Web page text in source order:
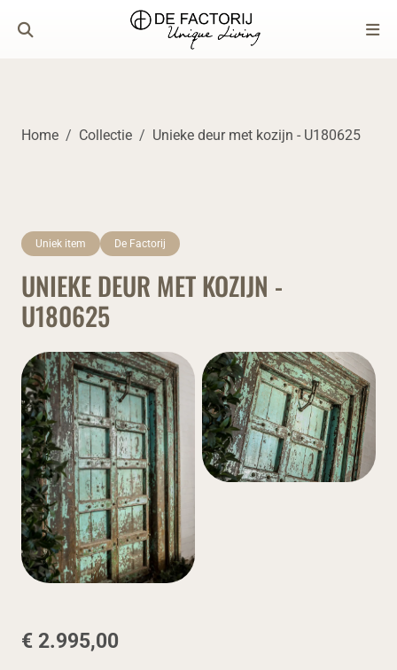
Home Collectie Unieke deur met kozijn - U180625
Uniek item De Factorij
UNIEKE DEUR MET KOZIJN -
U180625
€ 2.995,00